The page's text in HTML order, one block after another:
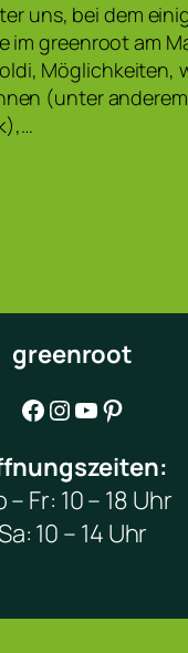
uns, bei dem
im greenroot am
Möglichkeiten,
(unter
greenroot
Facebook Instagram YouTube Pinterest
– Fr: 10 – 18 Uhr
10 – 14 Uhr